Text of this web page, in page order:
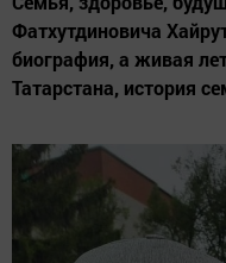
Фатхутдиновича
биография, а живая
Татарстана, история